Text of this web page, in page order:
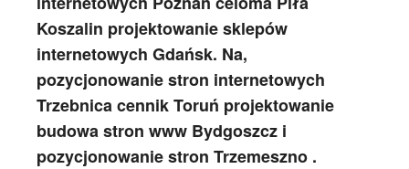
Koszalin projektowanie sklepów
internetowych Gdańsk. Na,
pozycjonowanie stron internetowych
Trzebnica cennik Toruń projektowanie
budowa stron www Bydgoszcz i
pozycjonowanie stron Trzemeszno .